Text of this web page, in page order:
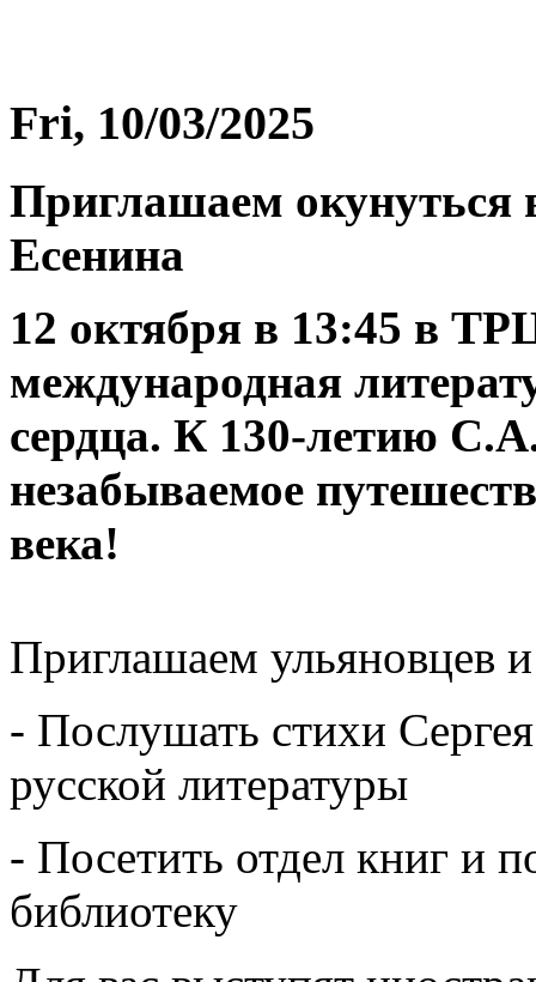
Fri, 10/03/2025
Приглашаем окунуться
Есенина
12 октября в 13:45 в
международная
сердца. К 130-летию
незабываемое
века!
Приглашаем ульяновцев
- Послушать стихи
русской литературы
- Посетить отдел книг и
библиотеку